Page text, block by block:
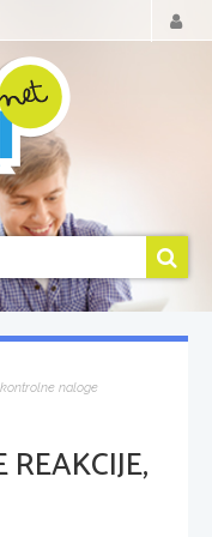
kontrolne naloge
REAKCIJE,